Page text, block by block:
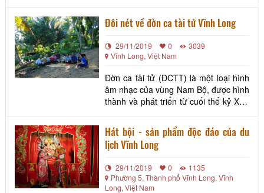
Du lịch Quốc tế Cần Thơ năm 2019 tại
TP Cần Thơ. Đến tham dự lễ khai mạc
Nguyễn Thị Kim Ngân, Chủ tịch
UBMTTQ Việt Nam
Đôi nét về đờn ca tài tử Vĩnh Long
29/11/2019 0
3039
Vĩnh Long, Việt Nam
Đờn ca tài tử (ĐCTT) là một loại hình
âm nhạc của vùng Nam Bộ, được hình
thành và phát triển từ cuối thế kỷ XIX,
đình Huế và văn học dân gian. ĐCTT
được giới chuyên môn và người mộ
điệu đánh giá là một loại hình nghệ
bình dân, vừ
Hát bội - sản phẩm độc đáo của du
lịch Vĩnh Long
29/11/2019 0
1135
Phường 5, Thành phố Vĩnh Long, Vĩnh
Long, Việt Nam